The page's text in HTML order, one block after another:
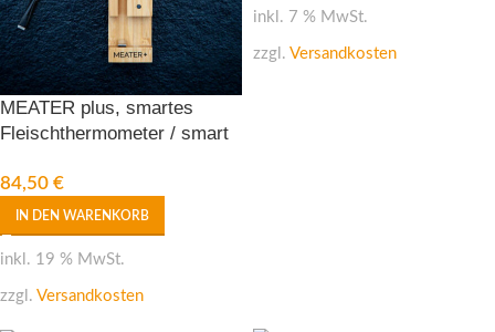
MEATER plus, smartes
Fleischthermometer / smart
84,50 €
IN DEN WARENKORB
inkl. 19 % MwSt.
zzgl. Versandkosten
inkl. 7 % MwSt.
zzgl. Versandkosten